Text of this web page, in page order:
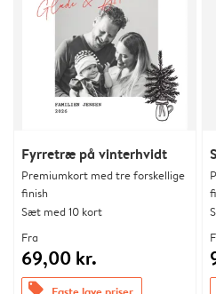
Fyrretræ på vinterhvidt
Premiumkort med tre forskellige
finish
Sæt med 10 kort
Fra
69,00 kr.
offers